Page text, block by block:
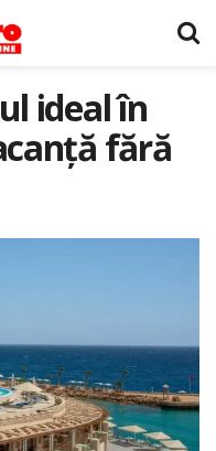
ideal în
fără